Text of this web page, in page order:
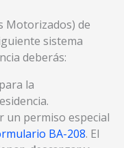
Motorizados) de
sistema
deberás:
la
un permiso especial
BA-208. El